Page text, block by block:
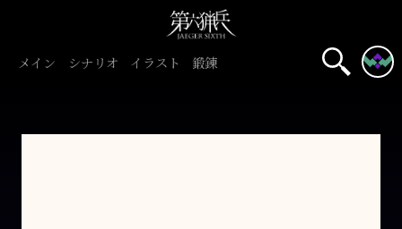
メイン シナリオ イラスト 鍛錬